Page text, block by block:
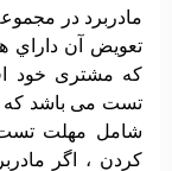
مادربرد در
که مشتری خود
تست می باشد که
شامل مهلت
کردن ، اگر